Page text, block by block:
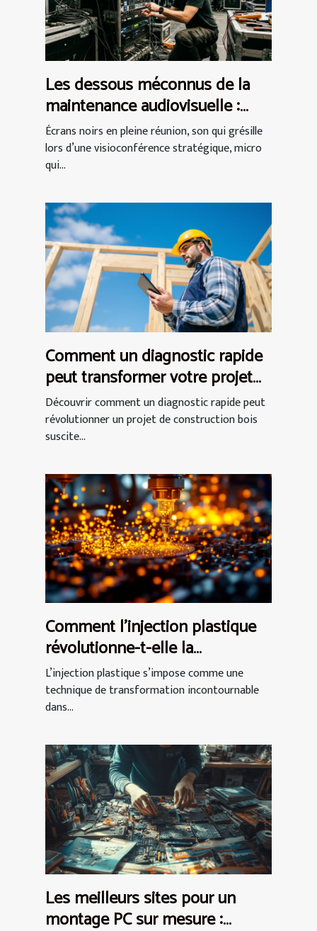
Les dessous méconnus de la
maintenance audiovisuelle :
garanties, coûts et enjeux
Écrans noirs en pleine réunion, son qui grésille
lors d’une visioconférence stratégique, micro
qui...
Comment un diagnostic rapide
peut transformer votre projet
de construction bois ?
Découvrir comment un diagnostic rapide peut
révolutionner un projet de construction bois
suscite...
Comment l'injection plastique
révolutionne-t-elle la
production industrielle ?
L’injection plastique s’impose comme une
technique de transformation incontournable
dans...
Les meilleurs sites pour un
montage PC sur mesure :